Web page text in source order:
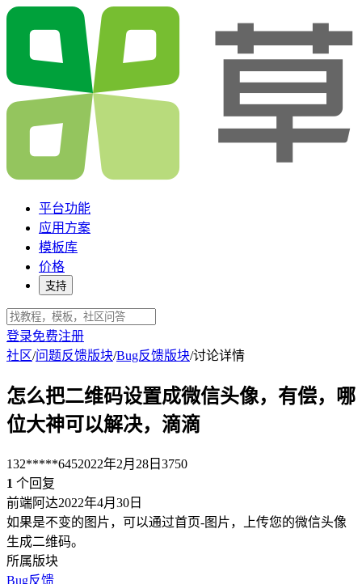
平台功能
应用方案
模板库
价格
支持
登录免费注册
社区/问题反馈版块/Bug反馈版块/讨论详情
怎么把二维码设置成微信头像，有偿，哪
位大神可以解决，滴滴
132*****6452022年2月28日 3750
1 个回复
前端阿达2022年4月30日
如果是不变的图片，可以通过首页-图片，上传您的微信头像
生成二维码。
所属版块
Bug反馈